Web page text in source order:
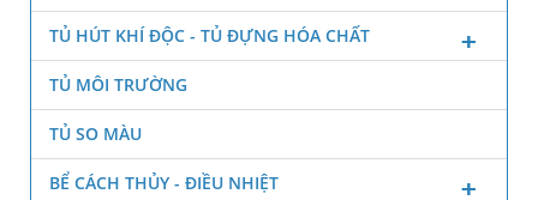
TỦ HÚT KHÍ ĐỘC - TỦ ĐỰNG HÓA CHẤT
TỦ MÔI TRƯỜNG
TỦ SO MÀU
BỂ CÁCH THỦY - ĐIỀU NHIỆT